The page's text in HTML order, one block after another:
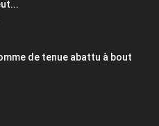
de tenue abattu à bout